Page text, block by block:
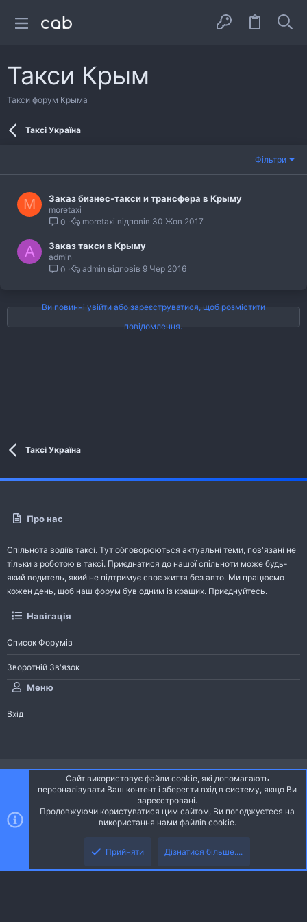
Такси Крым
Такси форум Крыма
Таксі Україна
Фільтри
M Заказ бизнес-такси и трансфера в Крыму
moretaxi
0
30 Жов 2017
moretaxi
A Заказ такси в Крыму
admin
0
9 Чер 2016
admin
Ви повинні увійти або зареєструватися, щоб розмістити
повідомлення.
Таксі Україна
Про нас
Спільнота водіїв таксі. Тут обговорюються актуальні теми, пов'язані не
тільки з роботою в таксі. Приєднатися до нашої спільноти може будь-
який водитель, який не підтримує своє життя без авто. Ми працюємо
кожен день, щоб наш форум був одним із кращих. Приєднуйтесь.
Навігація
Список Форумів
Зворотній Зв'язок
Меню
Вхід
Ніч
Українська (UA)
S
Community platform by XenForo® © 2010-2026 XenForo Ltd.
Community platform by XenForo © 2010-2022 XenForo Ltd. | dev: Pages
Сайт використовує файли cookie, які допомагають
персоналізувати Ваш контент і зберегти вхід в систему, якщо Ви
зареєстровані.
Продовжуючи користуватися цим сайтом, Ви погоджуєтеся на
використання нами файлів cookie.
Прийняти Дізнатися більше....